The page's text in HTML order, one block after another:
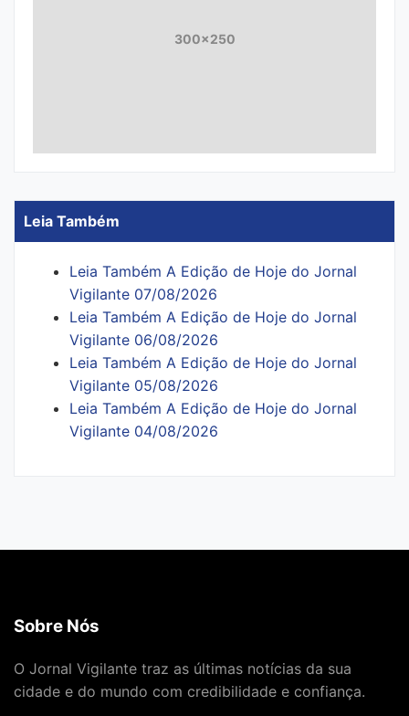
300x250
Leia Também
Leia Também A Edição de Hoje do Jornal
Vigilante 07/08/2026
Leia Também A Edição de Hoje do Jornal
Vigilante 06/08/2026
Leia Também A Edição de Hoje do Jornal
Vigilante 05/08/2026
Leia Também A Edição de Hoje do Jornal
Vigilante 04/08/2026
Sobre Nós
O Jornal Vigilante traz as últimas notícias da sua
cidade e do mundo com credibilidade e confiança.